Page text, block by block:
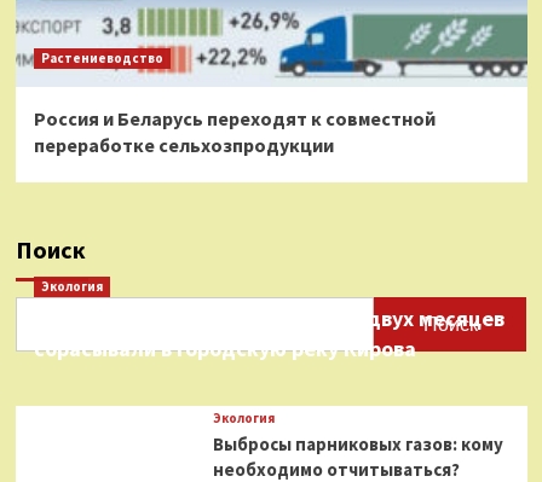
Растениеводство
Россия и Беларусь переходят к совместной
переработке сельхозпродукции
Поиск
Поиск
Экология
Нефтепродукты на протяжении двух месяцев
сбрасывали в городскую реку Кирова
Экология
Выбросы парниковых газов: кому
необходимо отчитываться?